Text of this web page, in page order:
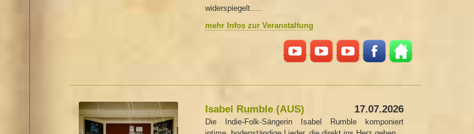
widerspiegelt.....
mehr Infos zur Veranstaltung
Isabel Rumble (AUS) 17.07.2026
Die Indie-Folk-Sängerin Isabel Rumble komponiert